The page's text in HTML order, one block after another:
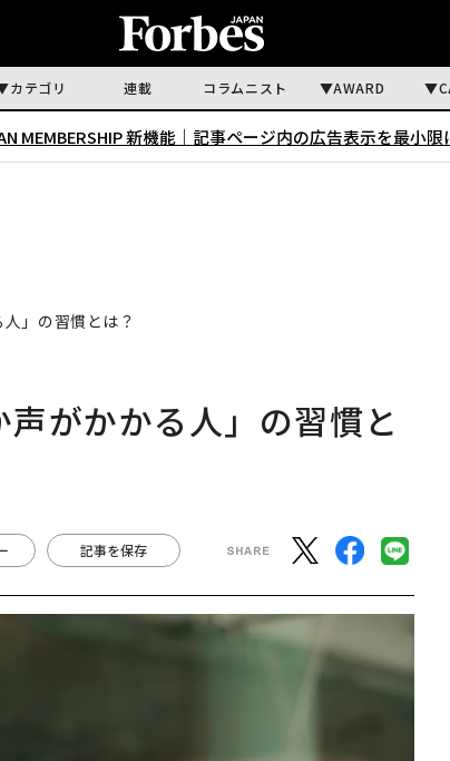
カテゴリ 連載 コラムニスト AWARD
MEMBERSHIP 新機能｜ 記事ページ内の広告表示を最小限
」の習慣とは？
がかかる人」の習慣と
記事を保存